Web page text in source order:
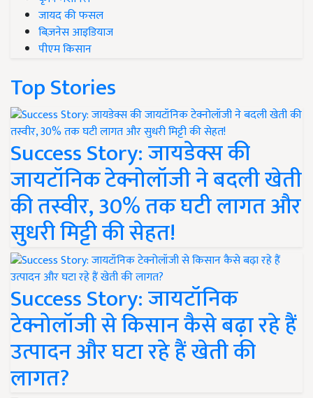
जायद की फसल
बिज़नेस आइडियाज
पीएम किसान
Top Stories
Success Story: जायडेक्स की
जायटॉनिक टेक्नोलॉजी ने बदली खेती
की तस्वीर, 30% तक घटी लागत और
सुधरी मिट्टी की सेहत!
Success Story: जायटॉनिक
टेक्नोलॉजी से किसान कैसे बढ़ा रहे हैं
उत्पादन और घटा रहे हैं खेती की
लागत?